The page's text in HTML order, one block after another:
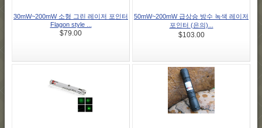
30mW~200mW 소형 그린 레이저 포인터
Flagon style ...
$79.00
50mW~200mW 급상승 방수 녹색 레이저
포인터 (은의)...
$103.00